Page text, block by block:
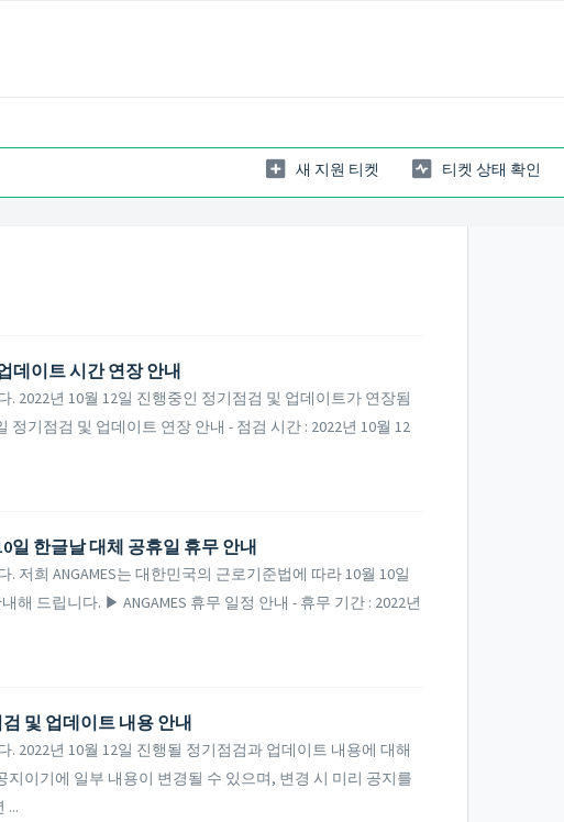
새 지원 티켓 티켓 상태 확인
데이트 시간 연장 안내
2022년 10월 12일 진행중인 정기점검 및 업데이트가 연장됨
정기점검 및 업데이트 연장 안내 - 점검 시간 : 2022년 10월 12
일 한글날 대체 공휴일 휴무 안내
저희 ANGAMES는 대한민국의 근로기준법에 따라 10월 10일
해 드립니다. ▶ ANGAMES 휴무 일정 안내 - 휴무 기간 : 2022년
및 업데이트 내용 안내
2022년 10월 12일 진행될 정기점검과 업데이트 내용에 대해
이기에 일부 내용이 변경될 수 있으며, 변경 시 미리 공지를
...